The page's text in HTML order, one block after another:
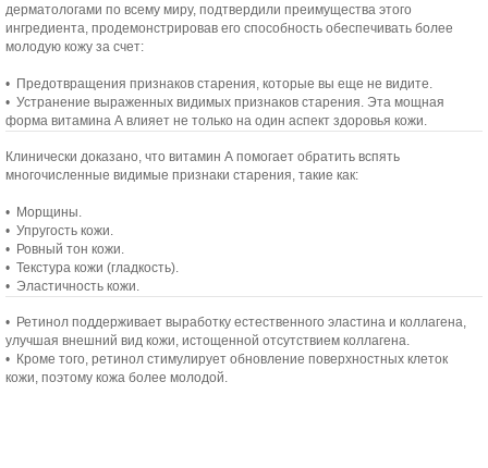
дерматологами по всему миру, подтвердили преимущества этого
ингредиента, продемонстрировав его способность обеспечивать более
молодую кожу за счет:
• Предотвращения признаков старения, которые вы еще не видите.
• Устранение выраженных видимых признаков старения. Эта мощная
форма витамина А влияет не только на один аспект здоровья кожи.
Клинически доказано, что витамин А помогает обратить вспять
многочисленные видимые признаки старения, такие как:
• Морщины.
• Упругость кожи.
• Ровный тон кожи.
• Текстура кожи (гладкость).
• Эластичность кожи.
• Ретинол поддерживает выработку естественного эластина и коллагена,
улучшая внешний вид кожи, истощенной отсутствием коллагена.
• Кроме того, ретинол стимулирует обновление поверхностных клеток
кожи, поэтому кожа более молодой.